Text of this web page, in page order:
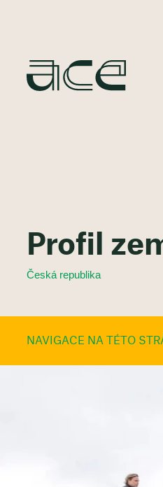
Profil
Česká republika
NAVIGACE NA TÉTO